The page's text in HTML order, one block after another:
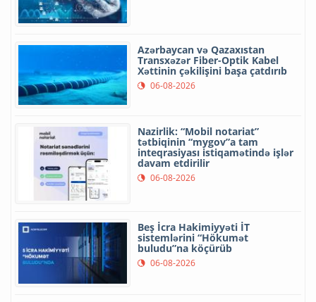
Azərbaycan və Qazaxıstan
Transxəzər Fiber-Optik Kabel
Xəttinin çəkilişini başa çatdırıb
06-08-2026
Nazirlik: “Mobil notariat”
tətbiqinin “mygov”a tam
inteqrasiyası istiqamətində işlər
davam etdirilir
06-08-2026
Beş İcra Hakimiyyəti İT
sistemlərini “Hökumət
buludu”na köçürüb
06-08-2026